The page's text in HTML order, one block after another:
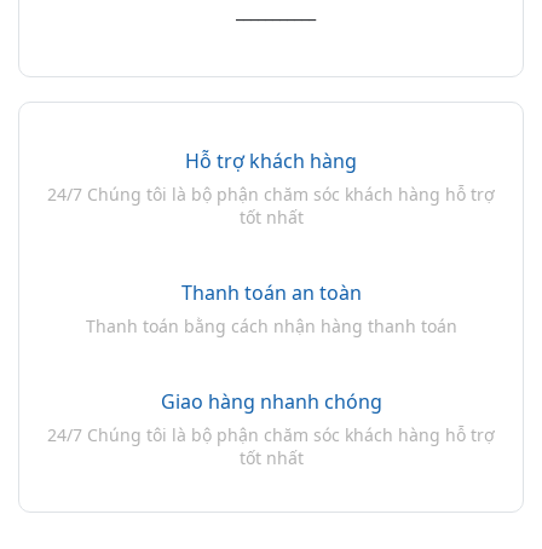
Hỗ trợ khách hàng
24/7 Chúng tôi là bộ phận chăm sóc khách hàng hỗ trợ
tốt nhất
Thanh toán an toàn
Thanh toán bằng cách nhận hàng thanh toán
Giao hàng nhanh chóng
24/7 Chúng tôi là bộ phận chăm sóc khách hàng hỗ trợ
tốt nhất